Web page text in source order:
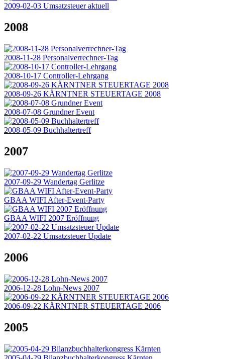
2009-02-03 Umsatzsteuer aktuell
2008
2008-11-28 Personalverrechner-Tag
2008-10-17 Controller-Lehrgang
2008-09-26 KÄRNTNER STEUERTAGE 2008
2008-07-08 Grundner Event
2008-05-09 Buchhaltertreff
2007
2007-09-29 Wandertag Gerlitze
GBAA WIFI After-Event-Party
GBAA WIFI 2007 Eröffnung
2007-02-22 Umsatzsteuer Update
2006
2006-12-28 Lohn-News 2007
2006-09-22 KÄRNTNER STEUERTAGE 2006
2005